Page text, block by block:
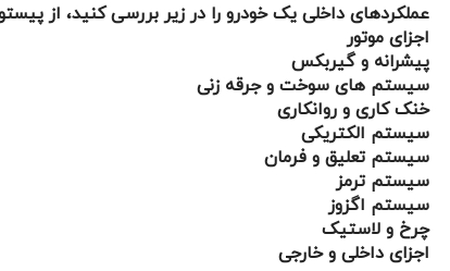
عملکردهای داخلی یک خودرو را در زیر بررسی کنید، از
اجزای موتور
پیشرانه و گیربکس
سیستم های سوخت و جرقه زنی
خنک کاری و روانکاری
سیستم الکتریکی
سیستم تعلیق و فرمان
سیستم ترمز
سیستم اگزوز
چرخ و لاستیک
اجزای داخلی و خارجی